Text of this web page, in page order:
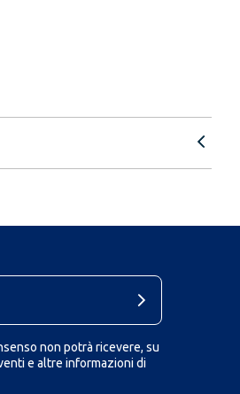
non potrà ricevere, su
e altre informazioni di